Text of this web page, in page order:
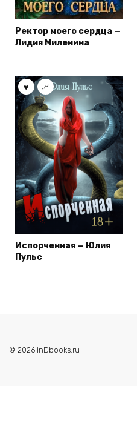
Ректор моего сердца —
Лидия Миленина
Испорченная — Юлия
Пульс
© 2026 inDbooks.ru